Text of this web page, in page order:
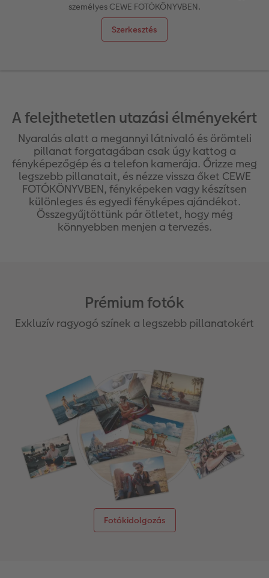
Vásárlói mintakönyvek
Art Collection CEWE FOTÓKÖNYV
Kiegészítők
CEWE myPhotos
Matt Prints
Art Prints
Fotókidolgozás normál
Fényképtároló dobozok
Fotócsomagok
Fotómatrica
Direkt nyomtatású alufotó
Esküvői köszöntő tábla
Poszterléc
Hexxas
Fafotó
Többrészes fali dekoráció
CEWE myPhotos
Üdvözlőkártyák
Fényképes ajándékdobozok
Textíliák
Art Prints
Fényképes naptárak
CEWE FOTÓKÖNYV Kids
Kiegészítők
CEWE PHOTO AWARD FOTÓPÁLYÁZAT
Híreink
CEWE sztorik
Egyedi ajándékötletek
Ajándékötletek szeretteinek
Utazás
személyes CEWE FOTÓKÖNYVBEN.
Szerkesztés
A felejthetetlen utazási élményekért
Nyaralás alatt a megannyi látnivaló és örömteli
pillanat forgatagában csak úgy kattog a
fényképezőgép és a telefon kamerája. Őrizze meg
legszebb pillanatait, és nézze vissza őket CEWE
FOTÓKÖNYVBEN, fényképeken vagy készítsen
különleges és egyedi fényképes ajándékot.
Összegyűjtöttünk pár ötletet, hogy még
könnyebben menjen a tervezés.
Prémium fotók
Exkluzív ragyogó színek a legszebb pillanatokért
Fotókidolgozás